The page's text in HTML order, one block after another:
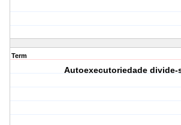
Term
Autoexecutoriedade divide-